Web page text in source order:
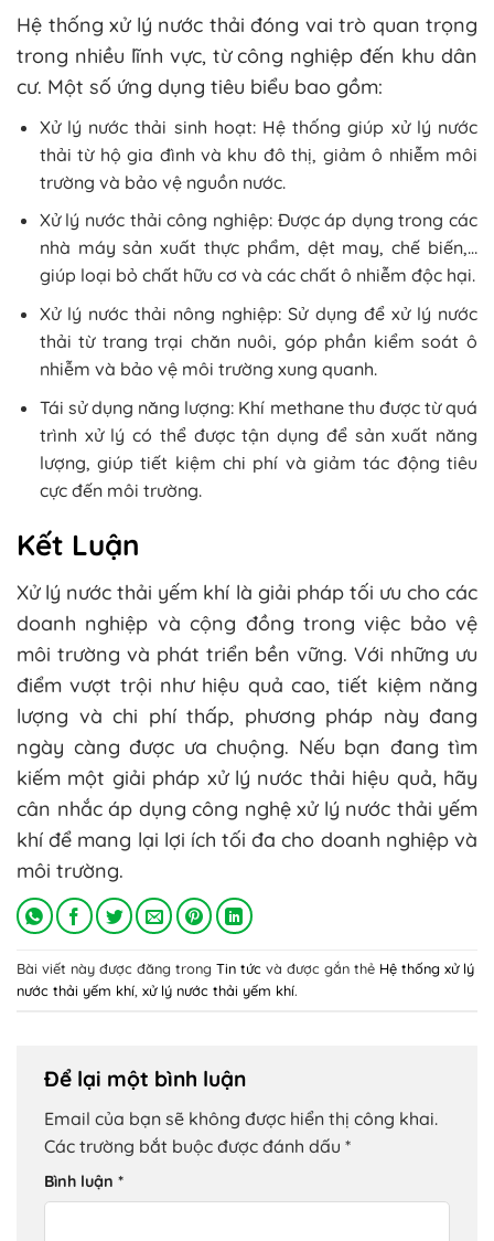
Hệ thống xử lý nước thải đóng vai trò quan trọng
trong nhiều lĩnh vực, từ công nghiệp đến khu dân
cư. Một số ứng dụng tiêu biểu bao gồm:
Xử lý nước thải sinh hoạt: Hệ thống giúp xử lý nước
thải từ hộ gia đình và khu đô thị, giảm ô nhiễm môi
trường và bảo vệ nguồn nước.
Xử lý nước thải công nghiệp: Được áp dụng trong các
nhà máy sản xuất thực phẩm, dệt may, chế biến,…
giúp loại bỏ chất hữu cơ và các chất ô nhiễm độc hại.
Xử lý nước thải nông nghiệp: Sử dụng để xử lý nước
thải từ trang trại chăn nuôi, góp phần kiểm soát ô
nhiễm và bảo vệ môi trường xung quanh.
Tái sử dụng năng lượng: Khí methane thu được từ quá
trình xử lý có thể được tận dụng để sản xuất năng
lượng, giúp tiết kiệm chi phí và giảm tác động tiêu
cực đến môi trường.
Kết Luận
Xử lý nước thải yếm khí là giải pháp tối ưu cho các
doanh nghiệp và cộng đồng trong việc bảo vệ
môi trường và phát triển bền vững. Với những ưu
điểm vượt trội như hiệu quả cao, tiết kiệm năng
lượng và chi phí thấp, phương pháp này đang
ngày càng được ưa chuộng. Nếu bạn đang tìm
kiếm một giải pháp xử lý nước thải hiệu quả, hãy
cân nhắc áp dụng công nghệ xử lý nước thải yếm
khí để mang lại lợi ích tối đa cho doanh nghiệp và
môi trường.
Bài viết này được đăng trong Tin tức và được gắn thẻ Hệ thống xử lý
nước thải yếm khí xử lý nước thải yếm khí.
Để lại một bình luận
Email của bạn sẽ không được hiển thị công khai.
Các trường bắt buộc được đánh dấu *
Bình luận *